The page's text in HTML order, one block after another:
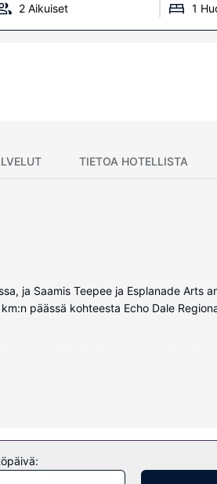
2 Aikuiset 1
TIETOA HOTELLISTA
ja Saamis Teepee ja Esplanade Arts
päässä kohteesta Echo Dale
ja hiustenkuivaaja.
ja juhlasali.